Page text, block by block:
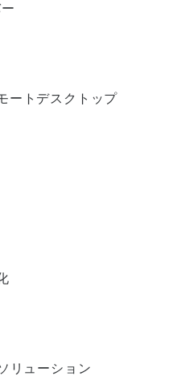
ートデスクトップ
リューション